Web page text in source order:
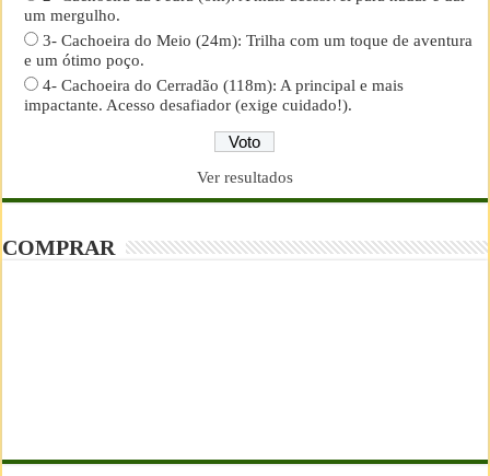
um mergulho.
3- Cachoeira do Meio (24m): Trilha com um toque de aventura
e um ótimo poço.
4- Cachoeira do Cerradão (118m): A principal e mais
impactante. Acesso desafiador (exige cuidado!).
Ver resultados
COMPRAR